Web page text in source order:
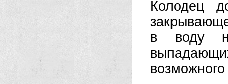
Колодец
в воду